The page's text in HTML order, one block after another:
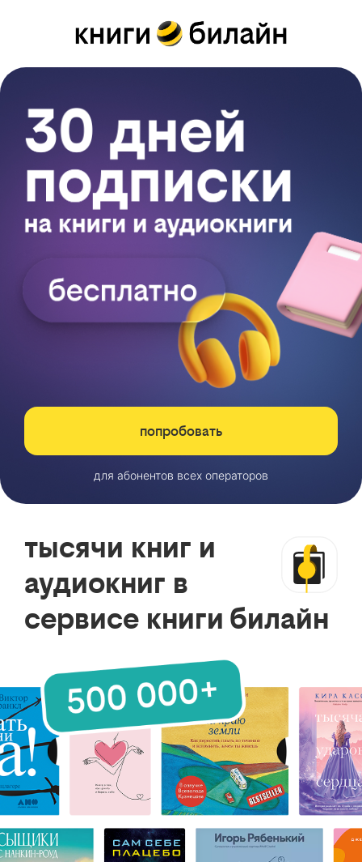
попробовать
для абонентов всех операторов
тысячи книг и
аудиокниг в
сервисе книги билайн